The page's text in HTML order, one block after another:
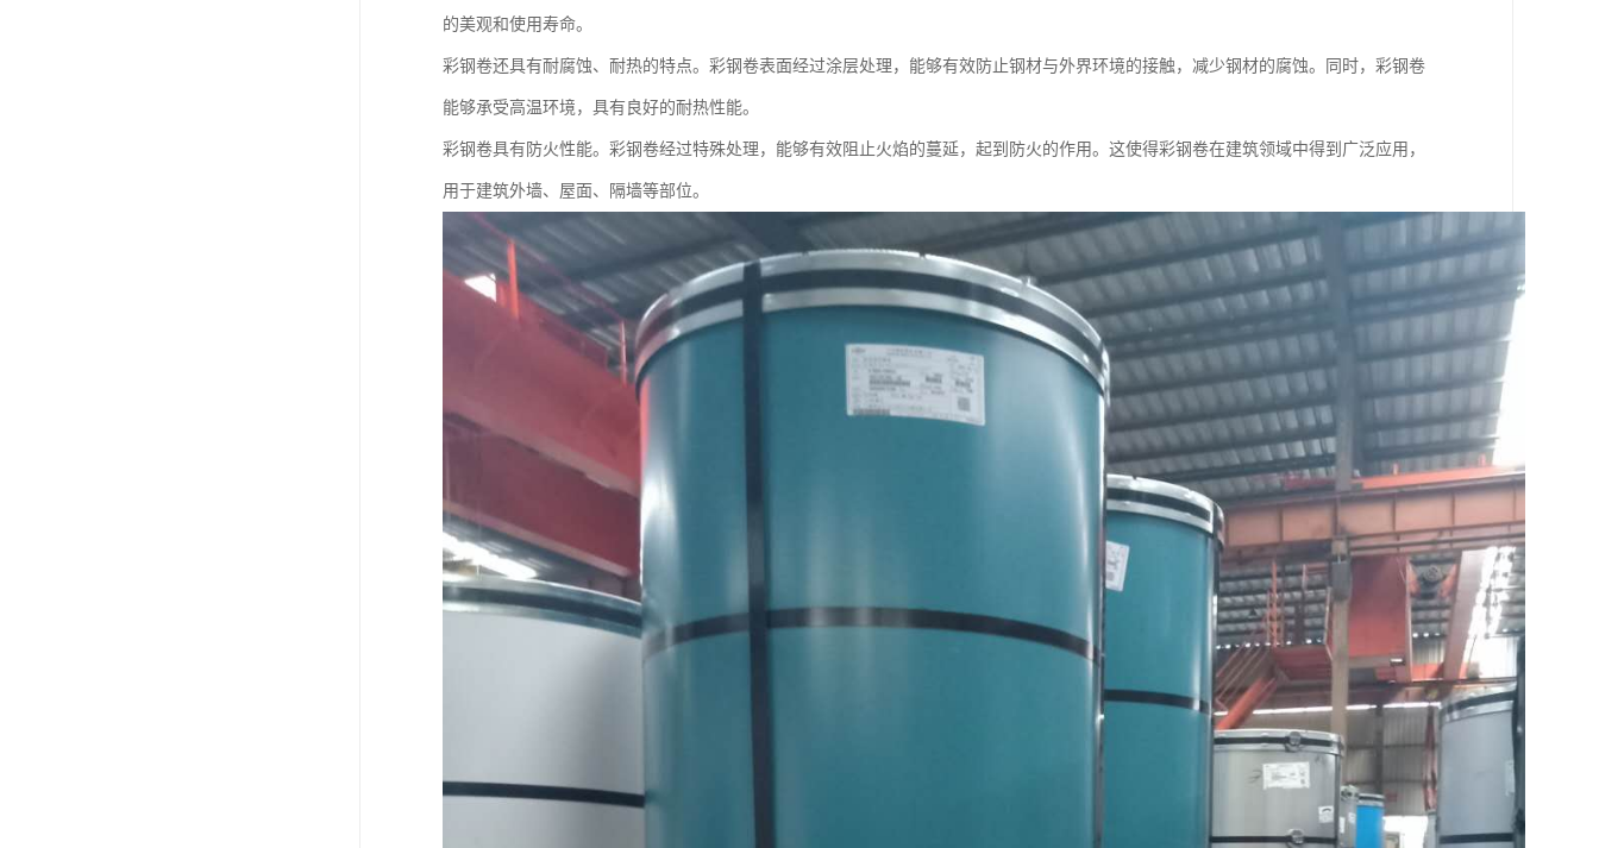
的美观和使用寿命。
彩钢卷还具有耐腐蚀、耐热的特点。彩钢卷表面经过涂层处理，能够有效防止钢材与外界环境的接触，减少钢材的腐蚀。同时，彩钢卷
能够承受高温环境，具有良好的耐热性能。
彩钢卷具有防火性能。彩钢卷经过特殊处理，能够有效阻止火焰的蔓延，起到防火的作用。这使得彩钢卷在建筑领域中得到广泛应用，
用于建筑外墙、屋面、隔墙等部位。